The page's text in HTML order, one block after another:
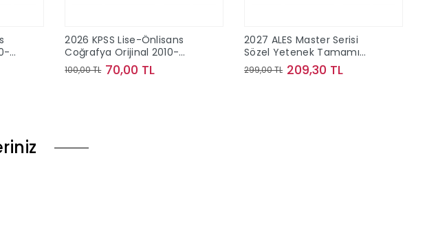
2026 KPSS Lise-Önlisans
Coğrafya Orijinal 2010-
2024 Konu Konu Çıkmış
Sorular
100,00 TL 70,00 TL
2027 ALES Master Serisi
Sözel Yetenek Tamamı
Çözümlü Son 10 Sınav
Çıkmış Sorular
299,00 TL 209,30 TL